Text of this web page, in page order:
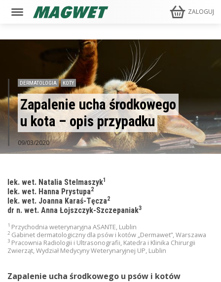
ZALOGUJ
DERMATOLOGIA KOTY
Zapalenie ucha środkowego
u kota – opis przypadku
09/03/2020
lek. wet. Natalia Stelmaszyk1
lek. wet. Hanna Prystupa2
lek. wet. Joanna Karaś-Tęcza2
dr n. wet. Anna Łojszczyk-Szczepaniak3
1 Przychodnia weterynaryjna ASANTE, Lublin
2 Gabinet dermatologiczny dla psów i kotów „Dermawet”, Warszawa
3 Pracownia Radiologii i Ultrasonografii, Katedra i Klinika Chirurgii
Zwierząt, Wydział Medycyny Weterynaryjnej UP, Lublin
Zapalenie ucha środkowego u psów i kotów